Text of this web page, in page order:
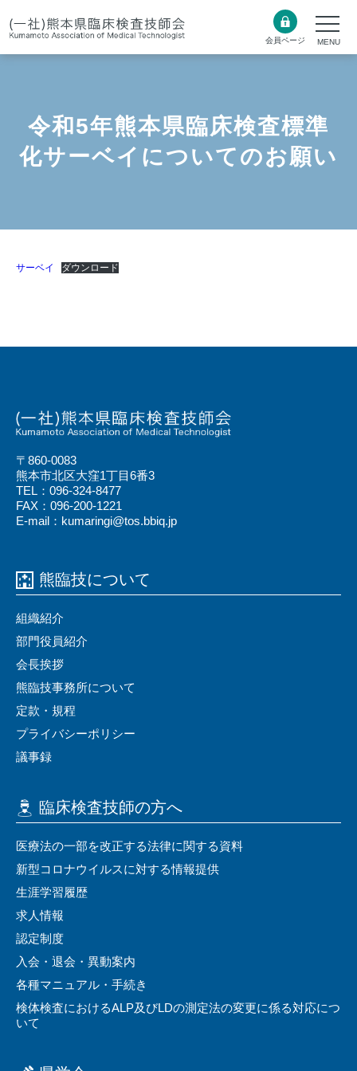
会員ページ
令和5年熊本県臨床検査標準
化サーベイについてのお願い
サーベイ ダウンロード
〒860-0083
熊本市北区大窪1丁目6番3
TEL：096-324-8477
FAX：096-200-1221
E-mail：kumaringi@tos.bbiq.jp
熊臨技について
組織紹介
部門役員紹介
会⻑挨拶
熊臨技事務所について
定款・規程
プライバシーポリシー
議事録
臨床検査技師の⽅へ
医療法の⼀部を改正する法律に関する資料
新型コロナウイルスに対する情報提供
⽣涯学習履歴
求⼈情報
認定制度
⼊会・退会・異動案内
各種マニュアル・⼿続き
検体検査におけるALP及びLDの測定法の変更に係る対応につ
いて